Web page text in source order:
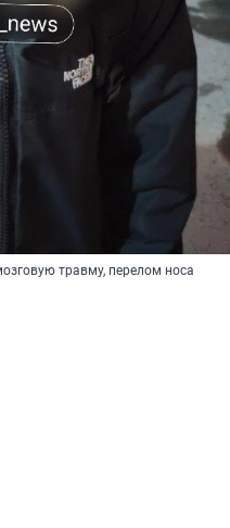
травму, перелом носа